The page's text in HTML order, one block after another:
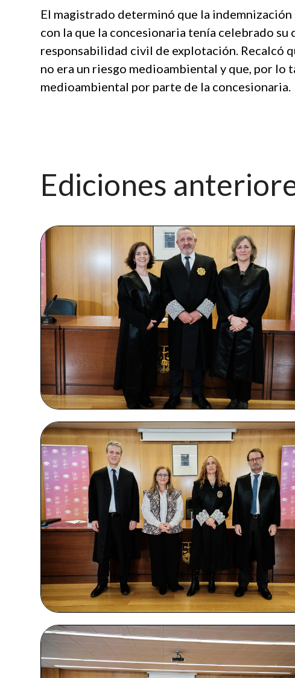
El magistrado determinó que la
con la que la concesionaria tenía celebrado
responsabilidad civil de explotación. Recalcó
no era un riesgo medioambiental y que, por lo
medioambiental por parte de la concesionaria.
Ediciones